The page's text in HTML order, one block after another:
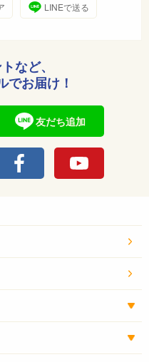
LINEで送る
など、
でお届け！
友だち追加